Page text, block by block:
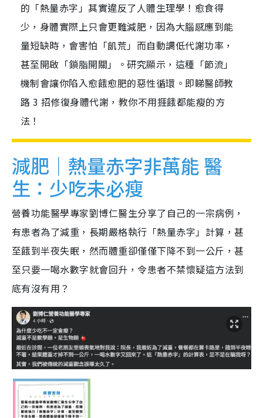
的「熱量赤字」其實違反了人體生理學！愈食得
少，身體實際上只會更難減肥，因為大腦感應到能
量短缺時，會害怕「飢荒」而自動調低代謝功率，
甚至開啟「鎖脂開關」。研究顯示，這種「節流」
機制會讓你陷入愈餓愈肥的惡性循環。即睇醫師教
路 3 招修復身體代謝，教你不用捱餓都能瘦的方
法！
減肥｜熱量赤字非萬能 醫
生：少吃未必瘦
營養功能醫學專家劉博仁醫生分享了自己的一宗病例，
有患者為了減重，長期嚴格執行「熱量赤字」計算，甚
至餓到半夜失眠，然而體重卻僅僅下降不到一公斤，甚
至只要一喝水數字就會回升，令患者不禁懷疑這方法到
底有沒有用？